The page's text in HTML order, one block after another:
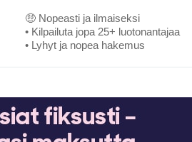
🤑 Nopeasti ja ilmaiseksi
• Kilpailuta jopa 25+ luotonantajaa
• Lyhyt ja nopea hakemus